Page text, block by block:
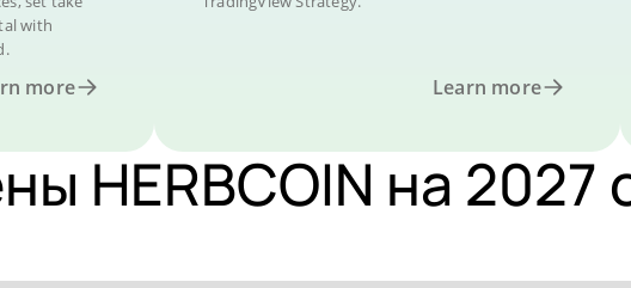
with
more Learn more
HERBCOIN на 2027